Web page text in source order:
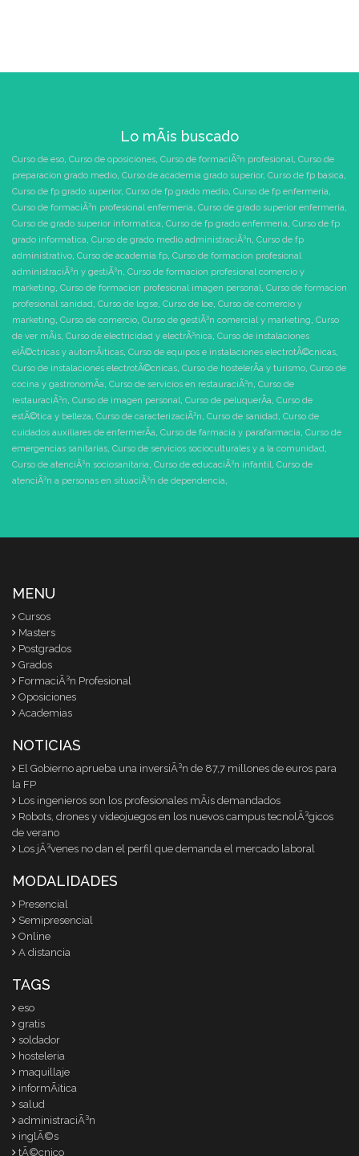
Lo mÃ¡s buscado
Curso de eso, Curso de oposiciones, Curso de formaciÃ³n profesional, Curso de
preparacion grado medio, Curso de academia grado superior, Curso de fp basica,
Curso de fp grado superior, Curso de fp grado medio, Curso de fp enfermeria,
Curso de formaciÃ³n profesional enfermeria, Curso de grado superior enfermeria,
Curso de grado superior informatica, Curso de fp grado enfermeria, Curso de fp
grado informatica, Curso de grado medio administraciÃ³n, Curso de fp
administrativo, Curso de academia fp, Curso de formacion profesional
administraciÃ³n y gestiÃ³n, Curso de formacion profesional comercio y
marketing, Curso de formacion profesional imagen personal, Curso de formacion
profesional sanidad, Curso de logse, Curso de loe, Curso de comercio y
marketing, Curso de comercio, Curso de gestiÃ³n comercial y marketing, Curso
de ver mÃ¡s, Curso de electricidad y electrÃ³nica, Curso de instalaciones
elÃ©ctricas y automÃ¡ticas, Curso de equipos e instalaciones electrotÃ©cnicas,
Curso de instalaciones electrotÃ©cnicas, Curso de hostelerÃ­a y turismo, Curso de
cocina y gastronomÃ­a, Curso de servicios en restauraciÃ³n, Curso de
restauraciÃ³n, Curso de imagen personal, Curso de peluquerÃ­a, Curso de
estÃ©tica y belleza, Curso de caracterizaciÃ³n, Curso de sanidad, Curso de
cuidados auxiliares de enfermerÃ­a, Curso de farmacia y parafarmacia, Curso de
emergencias sanitarias, Curso de servicios socioculturales y a la comunidad,
Curso de atenciÃ³n sociosanitaria, Curso de educaciÃ³n infantil, Curso de
atenciÃ³n a personas en situaciÃ³n de dependencia,
MENU
Cursos
Masters
Postgrados
Grados
FormaciÃ³n Profesional
Oposiciones
Academias
NOTICIAS
El Gobierno aprueba una inversiÃ³n de 87,7 millones de euros para
la FP
Los ingenieros son los profesionales mÃ¡s demandados
Robots, drones y videojuegos en los nuevos campus tecnolÃ³gicos
de verano
Los jÃ³venes no dan el perfil que demanda el mercado laboral
MODALIDADES
Presencial
Semipresencial
Online
A distancia
TAGS
eso
gratis
soldador
hosteleria
maquillaje
informÃ¡tica
salud
administraciÃ³n
inglÃ©s
tÃ©cnico